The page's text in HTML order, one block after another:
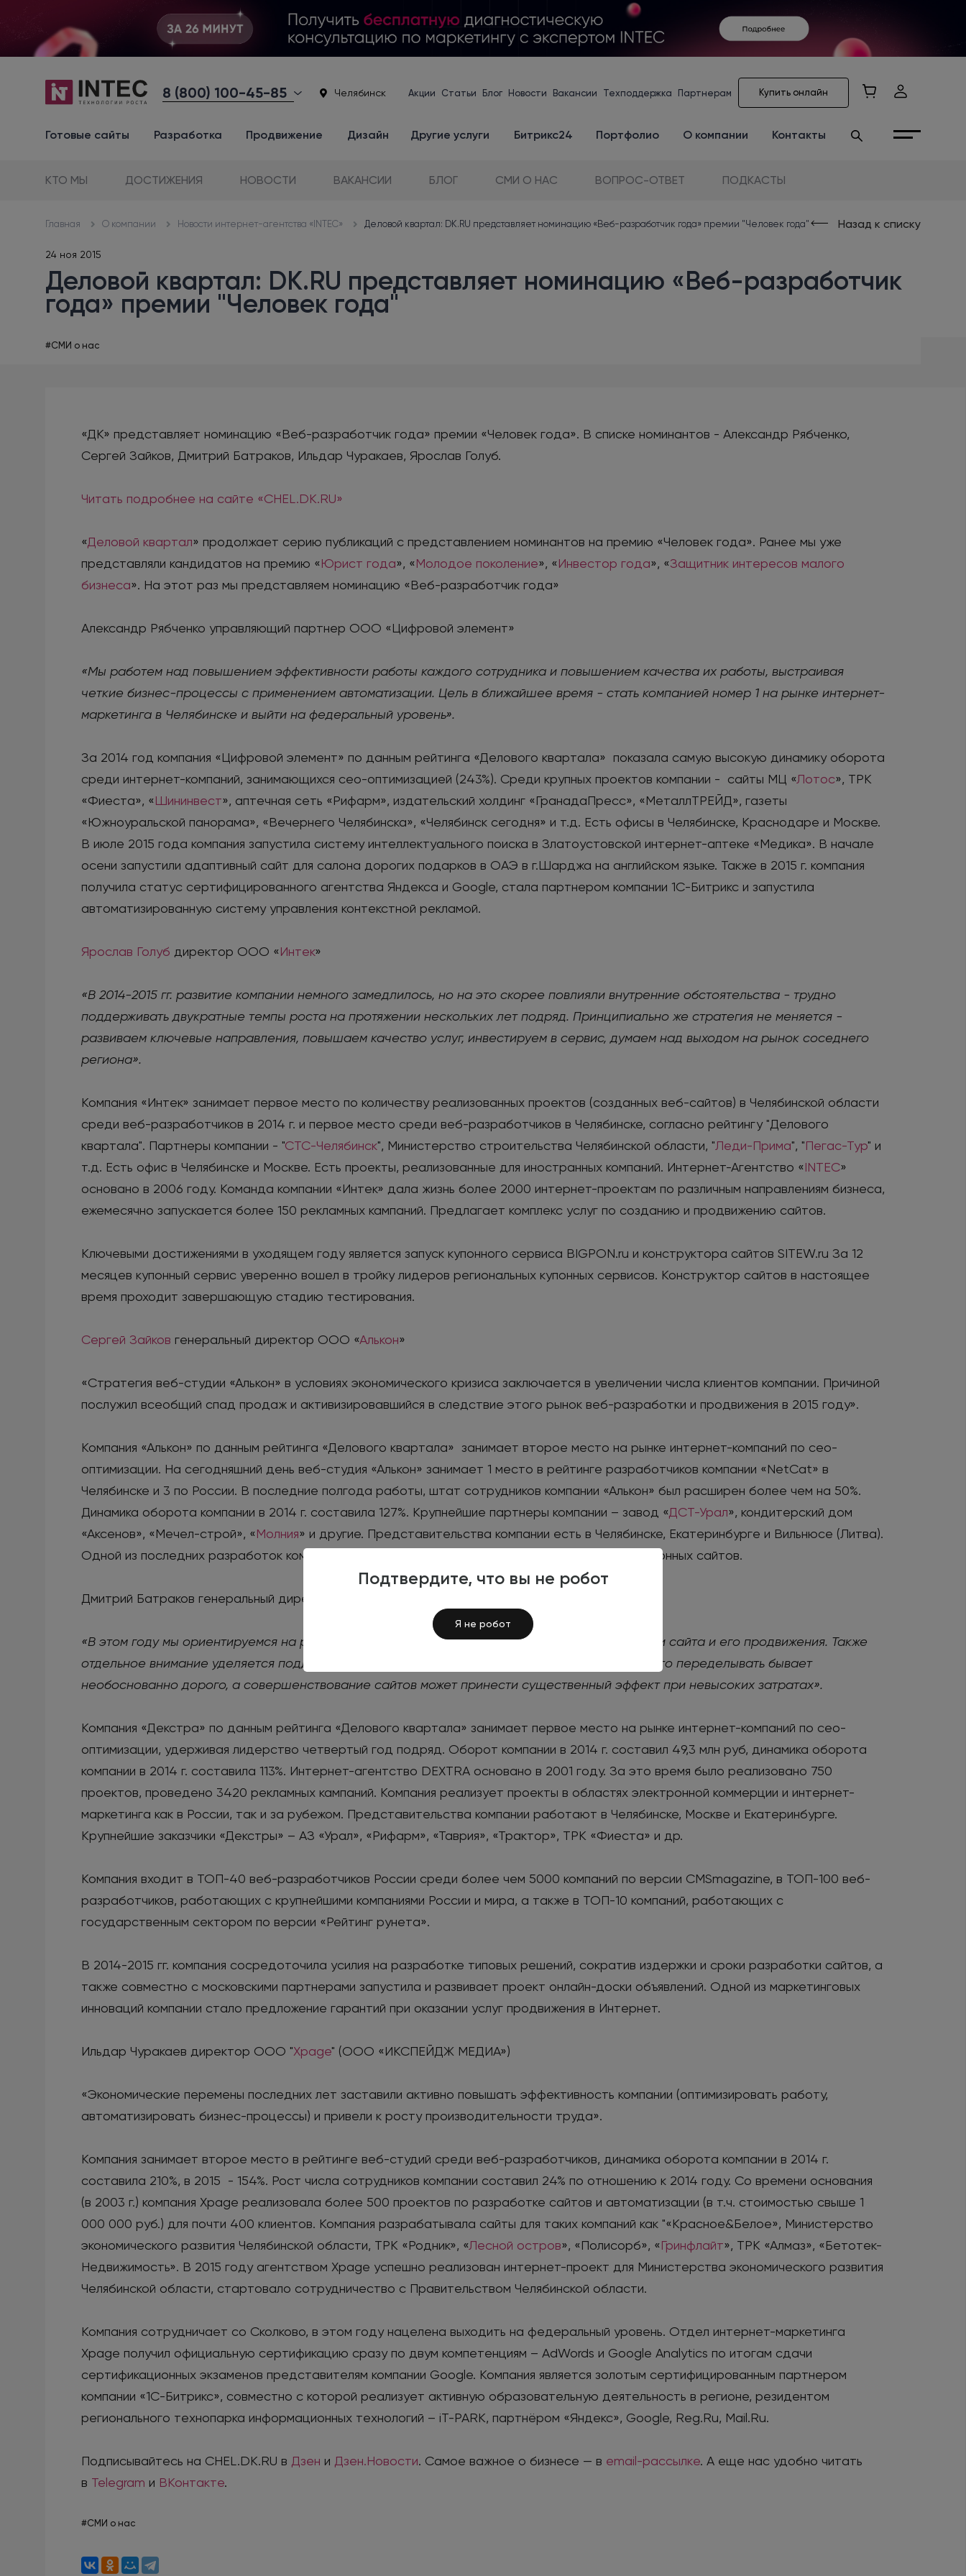
Подтвердите, что вы не робот
Я не робот
8 (800) 100-45-85 Челябинск Акции Статьи Блог Новости Вакансии Техподдержка Партнерам Купить онлайн
Готовые сайты Разработка Продвижение Дизайн Другие услуги Битрикс24 Портфолио О компании Контакты
КТО МЫ ДОСТИЖЕНИЯ НОВОСТИ ВАКАНСИИ БЛОГ СМИ О НАС ВОПРОС-ОТВЕТ ПОДКАСТЫ
Главная О компании Новости интернет-агентства «INTEC» Деловой квартал: DK.RU представляет номинацию «Веб-разработчик года» премии "Человек года" Назад к списку
24 ноя 2015
Деловой квартал: DK.RU представляет номинацию «Веб-разработчик
года» премии "Человек года"
#СМИ о нас
«ДК» представляет номинацию «Веб-разработчик года» премии «Человек года». В списке номинантов - Александр Рябченко,
Сергей Зайков, Дмитрий Батраков, Ильдар Чуракаев, Ярослав Голуб.
Читать подробнее на сайте «CHEL.DK.RU»
«Деловой квартал» продолжает серию публикаций с представлением номинантов на премию «Человек года». Ранее мы уже
представляли кандидатов на премию «Юрист года», «Молодое поколение», «Инвестор года», «Защитник интересов малого
бизнеса». На этот раз мы представляем номинацию «Веб-разработчик года»
Александр Рябченко управляющий партнер ООО «Цифровой элемент»
«Мы работем над повышением эффективности работы каждого сотрудника и повышением качества их работы, выстраивая
четкие бизнес-процессы с применением автоматизации. Цель в ближайшее время - стать компанией номер 1 на рынке интернет-
маркетинга в Челябинске и выйти на федеральный уровень».
За 2014 год компания «Цифровой элемент» по данным рейтинга «Делового квартала» показала самую высокую динамику оборота
среди интернет-компаний, занимающихся сео-оптимизацией (243%). Среди крупных проектов компании - сайты МЦ «Лотос», ТРК
«Фиеста», «Шининвест», аптечная сеть «Рифарм», издательский холдинг «ГранадаПресс», «МеталлТРЕЙД», газеты
«Южноуральской панорама», «Вечернего Челябинска», «Челябинск сегодня» и т.д. Есть офисы в Челябинске, Краснодаре и Москве.
В июле 2015 года компания запустила систему интеллектуального поиска в Златоустовской интернет-аптеке «Медика». В начале
осени запустили адаптивный сайт для салона дорогих подарков в ОАЭ в г.Шарджа на английском языке. Также в 2015 г. компания
получила статус сертифицированного агентства Яндекса и Google, стала партнером компании 1С-Битрикс и запустила
автоматизированную систему управления контекстной рекламой.
Ярослав Голуб директор ООО «Интек»
«В 2014-2015 гг. развитие компании немного замедлилось, но на это скорее повлияли внутренние обстоятельства - трудно
поддерживать двукратные темпы роста на протяжении нескольких лет подряд. Принципиально же стратегия не меняется -
развиваем ключевые направления, повышаем качество услуг, инвестируем в сервис, думаем над выходом на рынок соседнего
региона».
Компания «Интек» занимает первое место по количеству реализованных проектов (созданных веб-сайтов) в Челябинской области
среди веб-разработчиков в 2014 г. и первое место среди веб-разработчиков в Челябинске, согласно рейтингу "Делового
квартала". Партнеры компании - "СТС-Челябинск", Министерство строительства Челябинской области, "Леди-Прима", "Пегас-Тур" и
т.д. Есть офис в Челябинске и Москве. Есть проекты, реализованные для иностранных компаний. Интернет-Агентство «INTEC»
основано в 2006 году. Команда компании «Интек» дала жизнь более 2000 интернет-проектам по различным направлениям бизнеса,
ежемесячно запускается более 150 рекламных кампаний. Предлагает комплекс услуг по созданию и продвижению сайтов.
Ключевыми достижениями в уходящем году является запуск купонного сервиса BIGPON.ru и конструктора сайтов SITEW.ru За 12
месяцев купонный сервис уверенно вошел в тройку лидеров региональных купонных сервисов. Конструктор сайтов в настоящее
время проходит завершающую стадию тестирования.
Сергей Зайков генеральный директор ООО «Алькон»
«Стратегия веб-студии «Алькон» в условиях экономического кризиса заключается в увеличении числа клиентов компании. Причиной
послужил всеобщий спад продаж и активизировавшийся в следствие этого рынок веб-разработки и продвижения в 2015 году».
Компания «Алькон» по данным рейтинга «Делового квартала» занимает второе место на рынке интернет-компаний по сео-
оптимизации. На сегодняшний день веб-студия «Алькон» занимает 1 место в рейтинге разработчиков компании «NetCat» в
Челябинске и 3 по России. В последние полгода работы, штат сотрудников компании «Алькон» был расширен более чем на 50%.
Динамика оборота компании в 2014 г. составила 127%. Крупнейшие партнеры компании – завод «ДСТ-Урал», кондитерский дом
«Аксенов», «Мечел-строй», «Молния» и другие. Представительства компании есть в Челябинске, Екатеринбурге и Вильнюсе (Литва).
Одной из последних разработок компании стало создание специализированной линейки шаблонных сайтов.
Дмитрий Батраков генеральный директор ООО Dextra
«В этом году мы ориентируемся на рынок, предложив более бюджетные варианты разработки сайта и его продвижения. Также
отдельное внимание уделяется поддержке и развитию проектов наших клиентов, так как часто переделывать бывает
необоснованно дорого, а совершенствование сайтов может принести существенный эффект при невысоких затратах».
Компания «Декстра» по данным рейтинга «Делового квартала» занимает первое место на рынке интернет-компаний по сео-
оптимизации, удерживая лидерство четвертый год подряд. Оборот компании в 2014 г. составил 49,3 млн руб, динамика оборота
компании в 2014 г. составила 113%. Интернет-агентство DEXTRA основано в 2001 году. За это время было реализовано 750
проектов, проведено 3420 рекламных кампаний. Компания реализует проекты в областях электронной коммерции и интернет-
маркетинга как в России, так и за рубежом. Представительства компании работают в Челябинске, Москве и Екатеринбурге.
Крупнейшие заказчики «Декстры» – АЗ «Урал», «Рифарм», «Таврия», «Трактор», ТРК «Фиеста» и др.
Компания входит в ТОП-40 веб-разработчиков России среди более чем 5000 компаний по версии CMSmagazine, в ТОП-100 веб-
разработчиков, работающих с крупнейшими компаниями России и мира, а также в ТОП-10 компаний, работающих с
государственным сектором по версии «Рейтинг рунета».
В 2014-2015 гг. компания сосредоточила усилия на разработке типовых решений, сократив издержки и сроки разработки сайтов, а
также совместно с московскими партнерами запустила и развивает проект онлайн-доски объявлений. Одной из маркетинговых
инноваций компании стало предложение гарантий при оказании услуг продвижения в Интернет.
Ильдар Чуракаев директор ООО "Xpage" (ООО «ИКСПЕЙДЖ МЕДИА»)
«Экономические перемены последних лет заставили активно повышать эффективность компании (оптимизировать работу,
автоматизировать бизнес-процессы) и привели к росту производительности труда».
Компания занимает второе место в рейтинге веб-студий среди веб-разработчиков, динамика оборота компании в 2014 г.
составила 210%, в 2015 - 154%. Рост числа сотрудников компании составил 24% по отношению к 2014 году. Со времени основания
(в 2003 г.) компания Xpage реализовала более 500 проектов по разработке сайтов и автоматизации (в т.ч. стоимостью свыше 1
000 000 руб.) для почти 400 клиентов. Компания разрабатывала сайты для таких компаний как "«Красное&Белое», Министерство
экономического развития Челябинской области, ТРК «Родник», «Лесной остров», «Полисорб», «Гринфлайт», ТРК «Алмаз», «Бетотек-
Недвижимость». В 2015 году агентством Xpage успешно реализован интернет-проект для Министерства экономического развития
Челябинской области, стартовало сотрудничество с Правительством Челябинской области.
Компания сотрудничает со Сколково, в этом году нацелена выходить на федеральный уровень. Отдел интернет-маркетинга
Xpage получил официальную сертификацию сразу по двум компетенциям – AdWords и Google Analytics по итогам сдачи
сертификационных экзаменов представителям компании Google. Компания является золотым сертифицированным партнером
компании «1С-Битрикс», совместно с которой реализует активную образовательную деятельность в регионе, резидентом
регионального технопарка информационных технологий – iT-PARK, партнёром «Яндекс», Google, Reg.Ru, Mail.Ru.
Подписывайтесь на CHEL.DK.RU в Дзен и Дзен.Новости. Самое важное о бизнесе — в email-рассылкe. А еще нас удобно читать
в Telegram и ВКонтакте.
#СМИ о нас